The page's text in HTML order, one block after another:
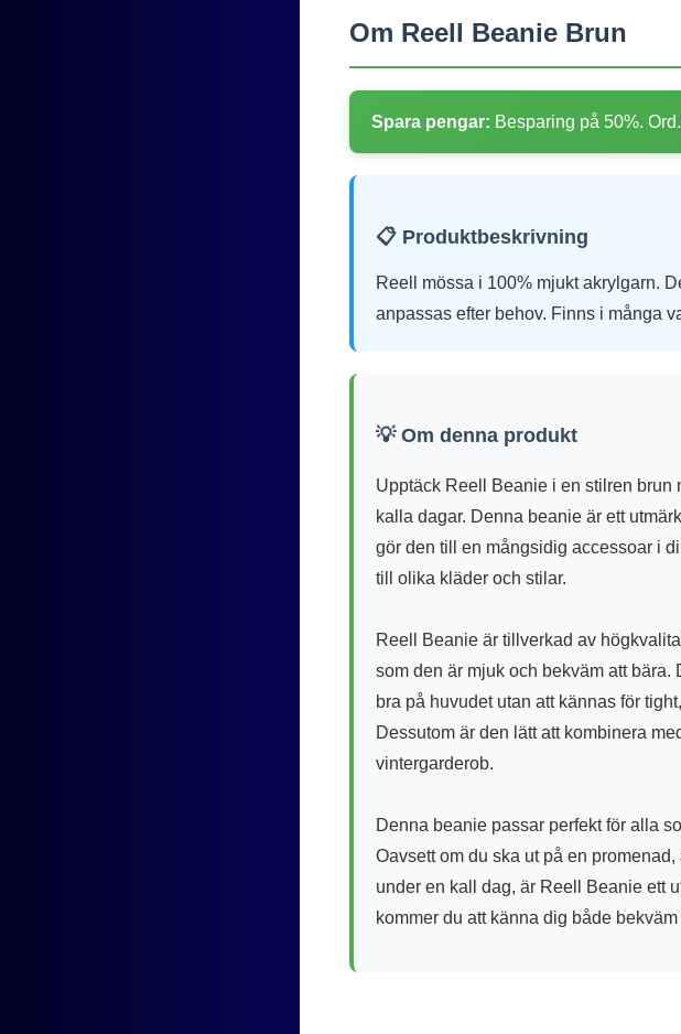
Om Reell Beanie Brun
Spara pengar: Besparing på 50%.
📋 Produktbeskrivning
Reell mössa i 100% mjukt akrylgarn.
anpassas efter behov. Finns i många
💡 Om denna produkt
Upptäck Reell Beanie i en stilren brun
kalla dagar. Denna beanie är ett
gör den till en mångsidig accessoar i
till olika kläder och stilar.
Reell Beanie är tillverkad av
som den är mjuk och bekväm att
bra på huvudet utan att kännas för
Dessutom är den lätt att kombinera
vintergarderob.
Denna beanie passar perfekt för alla
Oavsett om du ska ut på en
under en kall dag, är Reell Beanie ett
kommer du att känna dig både